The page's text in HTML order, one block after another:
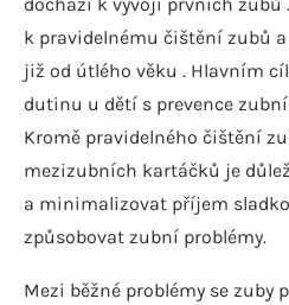
k pravidelnému čištění zubů
již od útlého věku . Hlavním
dutinu u dětí s prevence
Kromě pravidelného čištění
mezizubních kartáčků je
a minimalizovat příjem
způsobovat zubní problémy.
Mezi běžné problémy se zuby